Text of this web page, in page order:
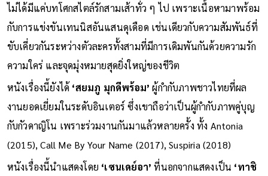
ไม่ได้มีแค่บทโศกสไตล์รักสามเส้าทั่ว ๆ ไป เพราะเนื้อหามาพร้อม
กับการแข่งขันเทนนิสอันแสนดุเดือด เช่นเดียวกับความสัมพันธ์ที่
ขับเคี่ยวกันระหว่างตัวละครทั้งสามที่มีการเดิมพันกันด้วยความรัก
ความใคร่ และจุดมุ่งหมายสุดยิ่งใหญ่ของชีวิต
หนังเรื่องนี้ยังได้ ‘สยมภู มุกดีพร้อม’ ผู้กำกับภาพชาวไทยที่ผล
งานยอดเยี่ยมในระดับอินเตอร์ ซึ่งเขาถือว่าเป็นผู้กำกับภาพคู่บุญ
กับกัวดาญิโน เพราะร่วมงานกันมาแล้วหลายครั้ง ทั้ง Antonia
(2015), Call Me By Your Name (2017), Suspiria (2018)
หนังเรื่องนี้นำแสดงโดย ‘เซนเดย์อา’ ที่นอกจากแสดงเป็น ‘ทาชิ